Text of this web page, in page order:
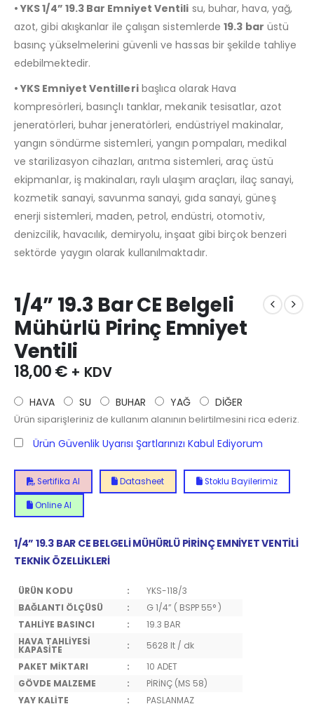
• YKS 1/4” 19.3 Bar Emniyet Ventili su, buhar, hava, yağ,
azot, gibi akışkanlar ile çalışan sistemlerde19.3 bar üstü
basınç yükselmelerini güvenli ve hassas bir şekilde tahliye
edebilmektedir.
• YKS Emniyet Ventilleribaşlıca olarak Hava
kompresörleri, basınçlı tanklar, mekanik tesisatlar, azot
jeneratörleri, buhar jeneratörleri, endüstriyel makinalar,
yangın söndürme sistemleri, yangın pompaları, medikal
ve starilizasyon cihazları, arıtma sistemleri, araç üstü
ekipmanlar, iş makinaları, raylı ulaşım araçları, ilaç sanayi,
kozmetik sanayi, savunma sanayi, gıda sanayi, güneş
enerji sistemleri, maden, petrol, endüstri, otomotiv,
denizcilik, havacılık, demiryolu, inşaat gibi birçok benzeri
sektörde yaygın olarak kullanılmaktadır.
1/4” 19.3 Bar CE Belgeli
Mühürlü Pirinç Emniyet
Ventili
18,00€ + KDV
HAVA SU BUHAR YAĞ DİĞER
Ürün siparişleriniz de kullanım alanının belirtilmesini rica ederiz.
Ürün Güvenlik Uyarısı Şartlarınızı Kabul Ediyorum
Sertifika Al Datasheet Stoklu Bayilerimiz
Online Al
1/4” 19.3 BAR CE BELGELİ MÜHÜRLÜ PİRİNÇ EMNİYET VENTİLİ
TEKNİK ÖZELLİKLERİ
ÜRÜN KODU :
YKS-118/3
BAĞLANTI ÖLÇÜSÜ
:
G 1/4” ( BSPP 55° )
TAHLİYE BASINCI
:
19.3 BAR
HAVA TAHLİYESİ
KAPASİTE :
5628 lt / dk
PAKET MİKTARI
:
10 ADET
GÖVDE MALZEME
:
PİRİNÇ (MS 58)
YAY KALİTE
:
PASLANMAZ